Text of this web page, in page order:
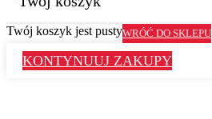
Twój koszyk jest pustyWRÓĆ DO SKLEPU
KONTYNUUJ ZAKUPY